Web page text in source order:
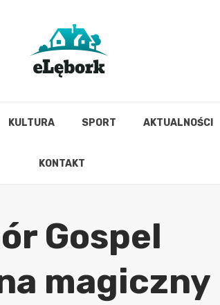
KULTURA SPORT AKTUALNOŚCI
KONTAKT
Gospel
magiczny